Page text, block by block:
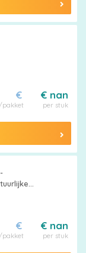
€ nan
per stuk
€
/pakket
en
€ nan
per stuk
€
/pakket